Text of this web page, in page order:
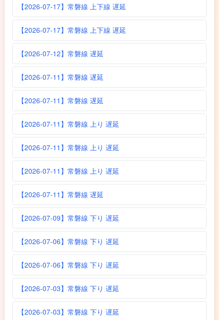
【2026-07-17】常磐線 上下線 遅延
【2026-07-17】常磐線 上下線 遅延
【2026-07-12】常磐線 遅延
【2026-07-11】常磐線 遅延
【2026-07-11】常磐線 遅延
【2026-07-11】常磐線 上り 遅延
【2026-07-11】常磐線 上り 遅延
【2026-07-11】常磐線 上り 遅延
【2026-07-11】常磐線 遅延
【2026-07-09】常磐線 下り 遅延
【2026-07-06】常磐線 下り 遅延
【2026-07-06】常磐線 下り 遅延
【2026-07-03】常磐線 下り 遅延
【2026-07-03】常磐線 下り 遅延